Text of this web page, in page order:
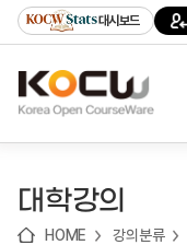
기
기
기
content)
가
대시보드
대학강의
HOME 강의분류